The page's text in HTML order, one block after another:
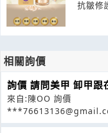
抗皺修
相關詢價
詢價 請問美甲 卸甲跟
來自:陳OO 詢價